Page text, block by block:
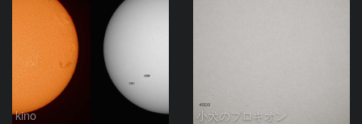
kino 小犬のプロキオン